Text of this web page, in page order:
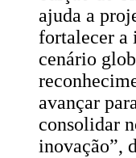
ajuda a
fortalecer a
cenário
avançar
consolidar
inovação”,